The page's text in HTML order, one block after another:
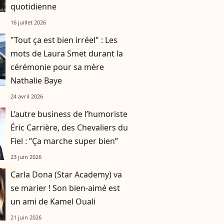
quotidienne
16 juillet 2026
"Tout ça est bien irréel" : Les
mots de Laura Smet durant la
cérémonie pour sa mère
Nathalie Baye
24 avril 2026
L’autre business de l’humoriste
Éric Carrière, des Chevaliers du
Fiel : “Ça marche super bien”
23 juin 2026
Carla Dona (Star Academy) va
se marier ! Son bien-aimé est
un ami de Kamel Ouali
21 juin 2026